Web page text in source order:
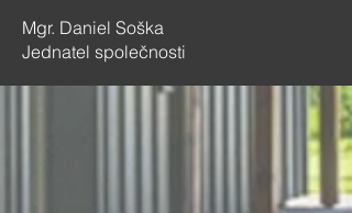
Mgr. Daniel Soška
Jednatel společnosti